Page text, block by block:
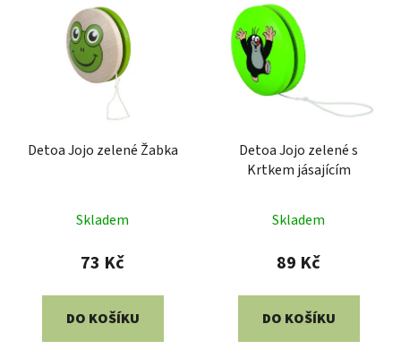
Detoa Jojo zelené Žabka
Skladem
73 Kč
DO KOŠÍKU
Detoa Jojo zelené s
Krtkem jásajícím
Skladem
89 Kč
DO KOŠÍKU